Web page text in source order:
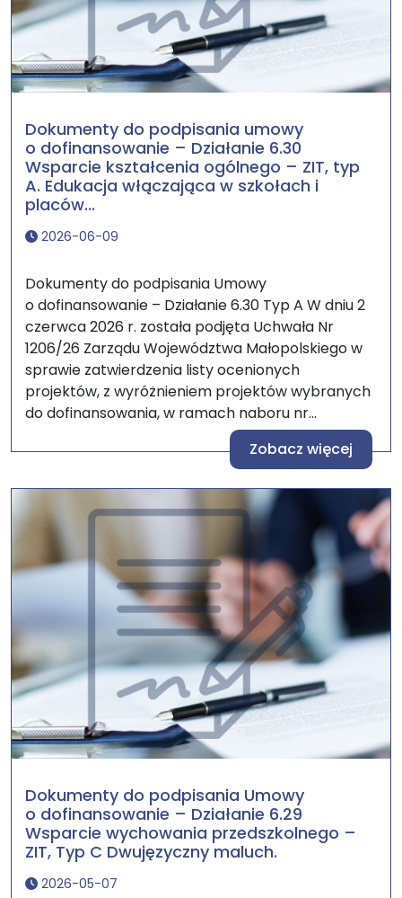
Dokumenty do podpisania umowy
o dofinansowanie – Działanie 6.30
Wsparcie kształcenia ogólnego – ZIT, typ
A. Edukacja włączająca w szkołach i
placów...
2026-06-09
Dokumenty do podpisania Umowy
o dofinansowanie – Działanie 6.30 Typ A W dniu 2
czerwca 2026 r. została podjęta Uchwała Nr
1206/26 Zarządu Województwa Małopolskiego w
sprawie zatwierdzenia listy ocenionych
projektów, z wyróżnieniem projektów wybranych
do dofinansowania, w ramach naboru nr...
Zobacz więcej
Dokumenty do podpisania Umowy
o dofinansowanie – Działanie 6.29
Wsparcie wychowania przedszkolnego –
ZIT, Typ C Dwujęzyczny maluch.
2026-05-07